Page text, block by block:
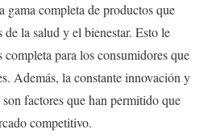
gama completa de productos que
de la salud y el bienestar. Esto le
para los consumidores que
Además, la constante innovación y
factores que han permitido que
competitivo.